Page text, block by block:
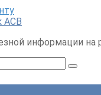
информации на